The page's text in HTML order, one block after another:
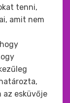
tenni,
amit nem
az esküvője